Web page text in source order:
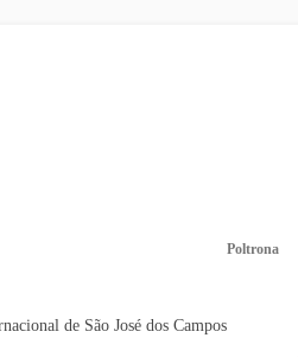
de São José dos Campos
Poltrona